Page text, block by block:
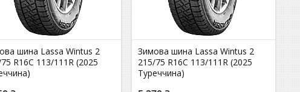
шина Lassa Wintus 2
R16C 113/111R (2025
Зимова шина Lassa Wintus 2
215/75 R16C 113/111R (2025
Туреччина)